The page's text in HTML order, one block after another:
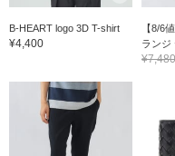
B-HEART logo 3D T-shirt
¥4,400
【8/6
ランジ
¥7,480